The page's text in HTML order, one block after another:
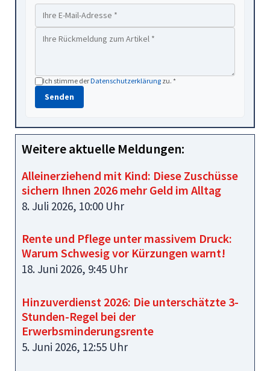
Ich stimme derDatenschutzerklärung zu. *
Senden
Weitere aktuelle Meldungen:
Alleinerziehend mit Kind: Diese Zuschüsse
sichern Ihnen 2026 mehr Geld im Alltag
8. Juli 2026, 10:00 Uhr
Rente und Pflege unter massivem Druck:
Warum Schwesig vor Kürzungen warnt!
18. Juni 2026, 9:45 Uhr
Hinzuverdienst 2026: Die unterschätzte 3-
Stunden-Regel bei der
Erwerbsminderungsrente
5. Juni 2026, 12:55 Uhr